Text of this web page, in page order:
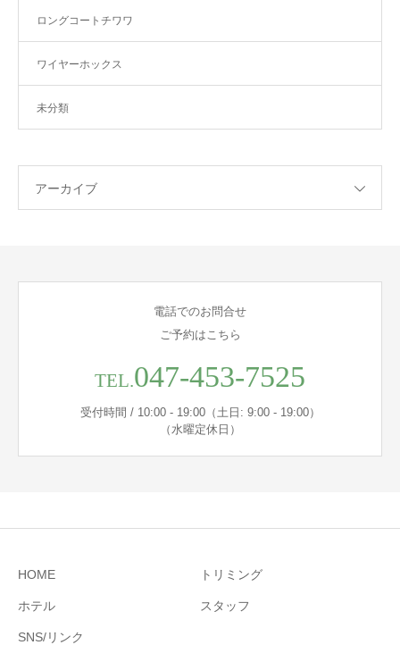
ロングコートチワワ
ワイヤーホックス
未分類
アーカイブ
電話でのお問合せ
ご予約はこちら
TEL.047-453-7525
受付時間 / 10:00 - 19:00（土日: 9:00 - 19:00）
（水曜定休日）
HOME トリミング
ホテル スタッフ
SNS/リンク